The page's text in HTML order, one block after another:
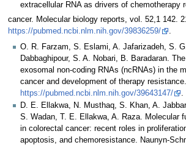
extracellular RNA as drivers of chemotherapy
cancer. Molecular biology reports, vol. 52,1 142.
https://pubmed.ncbi.nlm.nih.gov/39836259/
.
O. R. Farzam, S. Eslami, A. Jafarizadeh, S.
Dabbaghipour, S. A. Nobari, B. Baradaran.
exosomal non-coding RNAs (ncRNAs) in the
cancer and development of therapy
https://pubmed.ncbi.nlm.nih.gov/39643147/
D. E. Ellakwa, N. Musthaq, S. Khan, A.
S. Wadan, T. E. Ellakwa, A. Raza. Molecular
in colorectal cancer: recent roles in
apoptosis, and chemoresistance. Naunyn-